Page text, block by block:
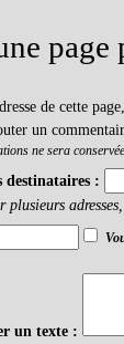
page
de cette
un
ne sera conservée.
destinataires :
plusieurs
un texte :